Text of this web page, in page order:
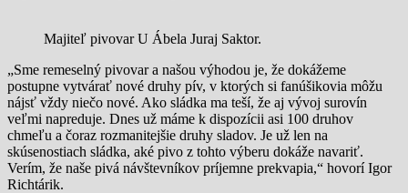
Majiteľ pivovar U Ábela Juraj Saktor.
„Sme remeselný pivovar a našou výhodou je, že dokážeme
postupne vytvárať nové druhy pív, v ktorých si fanúšikovia môžu
nájsť vždy niečo nové. Ako sládka ma teší, že aj vývoj surovín
veľmi napreduje. Dnes už máme k dispozícii asi 100 druhov
chmeľu a čoraz rozmanitejšie druhy sladov. Je už len na
skúsenostiach sládka, aké pivo z tohto výberu dokáže navariť.
Verím, že naše pivá návštevníkov príjemne prekvapia,“ hovorí Igor
Richtárik.